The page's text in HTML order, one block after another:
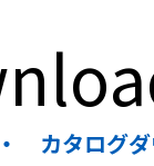
カタログダ